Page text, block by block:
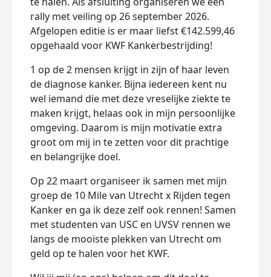
rally met veiling op 26 september 2026.
Afgelopen editie is er maar liefst €142.599,46
opgehaald voor KWF Kankerbestrijding!
1 op de 2 mensen krijgt in zijn of haar leven
de diagnose kanker. Bijna iedereen kent nu
wel iemand die met deze vreselijke ziekte te
maken krijgt, helaas ook in mijn persoonlijke
omgeving. Daarom is mijn motivatie extra
groot om mij in te zetten voor dit prachtige
en belangrijke doel.
Op 22 maart organiseer ik samen met mijn
groep de 10 Mile van Utrecht x Rijden tegen
Kanker en ga ik deze zelf ook rennen! Samen
met studenten van USC en UVSV rennen we
langs de mooiste plekken van Utrecht om
geld op te halen voor het KWF.